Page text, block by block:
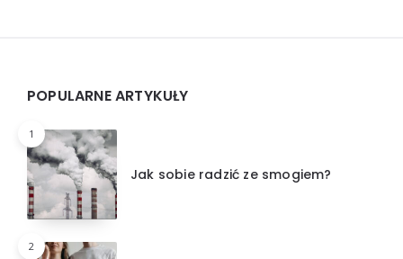
POPULARNE ARTYKUŁY
1
Jak sobie radzić ze smogiem?
2